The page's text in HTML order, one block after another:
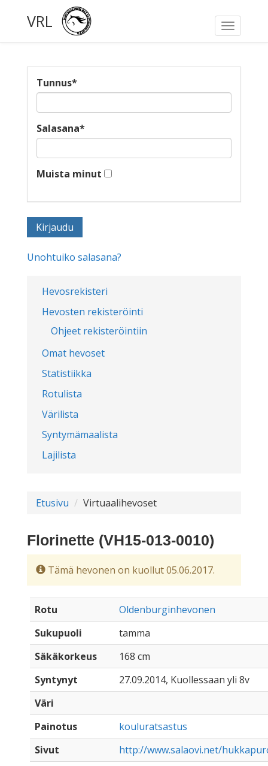
Toggle
VRL
Hevosrekisteri
Hevosten rekisteröinti
Ohjeet rekisteröintiin
Omat hevoset
Statistiikka
Rotulista
Värilista
Syntymämaalista
Lajilista
Tunnus*
Salasana*
Muista minut
Unohtuiko salasana?
Etusivu Virtuaalihevoset
Florinette (VH15-013-0010)
Tämä hevonen on kuollut 05.06.2017.
Rotu
Oldenburginhevonen
Sukupuoli
tamma
Säkäkorkeus
168 cm
Syntynyt
27.09.2014, Kuollessaan yli 8v
Väri
Painotus
kouluratsastus
Sivut
http://www.salaovi.net/